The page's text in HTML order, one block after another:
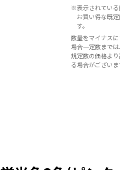
※表示されている
お買い得な既
す。
数量をマイナス
場合一定数まで
規定数の価格よ
る場合がございま